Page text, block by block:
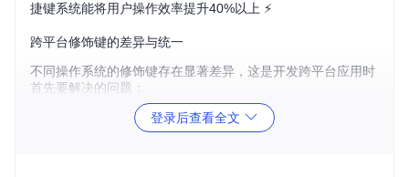
捷键系统能将用户操作效率提升40%以上 ⚡️
跨平台修饰键的差异与统一
不同操作系统的修饰键存在显著差异，这是开发跨平台应用时
首先要解决的问题：
Window
登录后查看全文